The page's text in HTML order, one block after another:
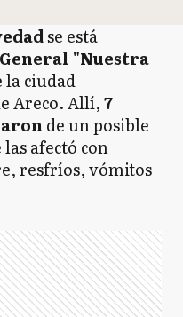
se está
"Nuestra
la ciudad
Areco. Allí,7
de un posible
las afectó con
resfríos, vómitos